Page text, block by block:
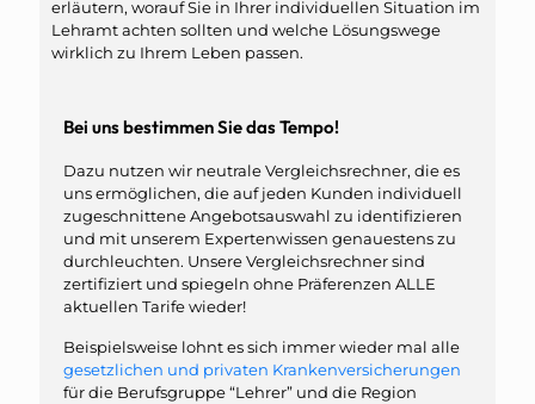
erläutern, worauf Sie in Ihrer individuellen Situation im
Lehramt achten sollten und welche Lösungswege
wirklich zu Ihrem Leben passen.
Bei uns bestimmen Sie das Tempo!
Dazu nutzen wir neutrale Vergleichsrechner, die es
uns ermöglichen, die auf jeden Kunden individuell
zugeschnittene Angebotsauswahl zu identifizieren
und mit unserem Expertenwissen genauestens zu
durchleuchten. Unsere Vergleichsrechner sind
zertifiziert und spiegeln ohne Präferenzen ALLE
aktuellen Tarife wieder!
Beispielsweise lohnt es sich immer wieder mal alle
gesetzlichen und privaten Krankenversicherungen
für die Berufsgruppe “Lehrer” und die Region